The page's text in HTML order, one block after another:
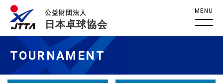
公益財団法人
日本卓球協会
MENU
TOURNAMENT